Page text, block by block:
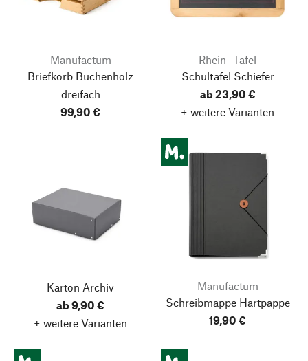
Manufactum
Briefkorb Buchenholz
dreifach
99,90 €
Rhein- Tafel
Schultafel Schiefer
ab 23,90 €
+ weitere Varianten
Karton Archiv
ab 9,90 €
+ weitere Varianten
Manufactum
Schreibmappe Hartpappe
19,90 €